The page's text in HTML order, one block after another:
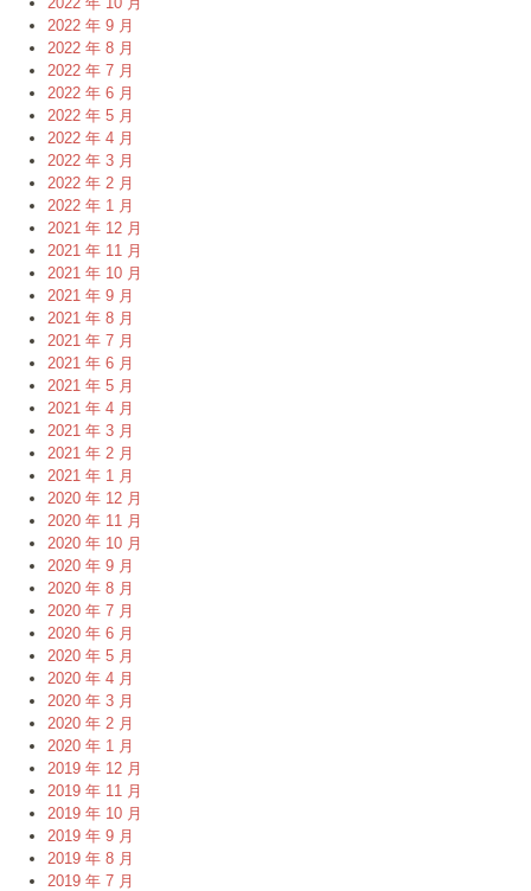
2022 年 9 月
2022 年 8 月
2022 年 7 月
2022 年 6 月
2022 年 5 月
2022 年 4 月
2022 年 3 月
2022 年 2 月
2022 年 1 月
2021 年 12 月
2021 年 11 月
2021 年 10 月
2021 年 9 月
2021 年 8 月
2021 年 7 月
2021 年 6 月
2021 年 5 月
2021 年 4 月
2021 年 3 月
2021 年 2 月
2021 年 1 月
2020 年 12 月
2020 年 11 月
2020 年 10 月
2020 年 9 月
2020 年 8 月
2020 年 7 月
2020 年 6 月
2020 年 5 月
2020 年 4 月
2020 年 3 月
2020 年 2 月
2020 年 1 月
2019 年 12 月
2019 年 11 月
2019 年 10 月
2019 年 9 月
2019 年 8 月
2019 年 7 月